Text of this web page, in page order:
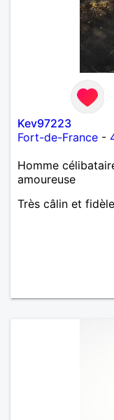
Kev97223
Fort-de-France -
Homme
amoureuse
Très câlin et